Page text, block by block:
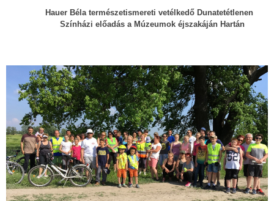
Hauer Béla természetismereti vetélkedő Dunatetétlenen
Színházi előadás a Múzeumok éjszakáján Hartán